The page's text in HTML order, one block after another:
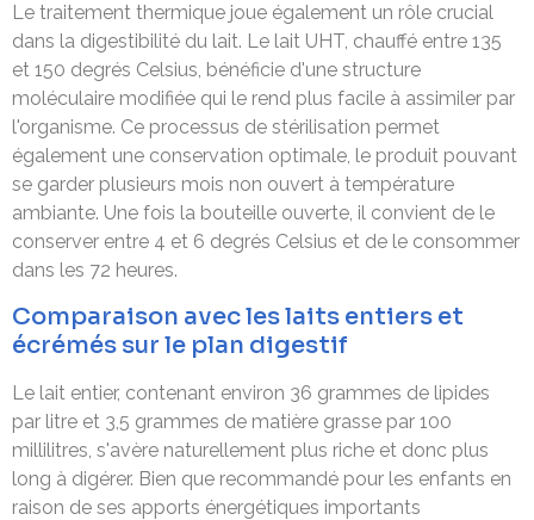
Le traitement thermique joue également un rôle crucial
dans la digestibilité du lait. Le lait UHT, chauffé entre 135
et 150 degrés Celsius, bénéficie d'une structure
moléculaire modifiée qui le rend plus facile à assimiler par
l'organisme. Ce processus de stérilisation permet
également une conservation optimale, le produit pouvant
se garder plusieurs mois non ouvert à température
ambiante. Une fois la bouteille ouverte, il convient de le
conserver entre 4 et 6 degrés Celsius et de le consommer
dans les 72 heures.
Comparaison avec les laits entiers et
écrémés sur le plan digestif
Le lait entier, contenant environ 36 grammes de lipides
par litre et 3,5 grammes de matière grasse par 100
millilitres, s'avère naturellement plus riche et donc plus
long à digérer. Bien que recommandé pour les enfants en
raison de ses apports énergétiques importants